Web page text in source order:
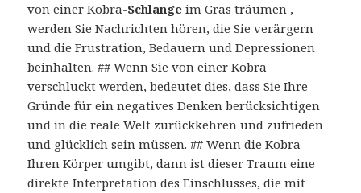
von einer Kobra-Schlange im Gras träumen ,
werden Sie Nachrichten hören, die Sie verärgern
und die Frustration, Bedauern und Depressionen
beinhalten. ## Wenn Sie von einer Kobra
verschluckt werden, bedeutet dies, dass Sie Ihre
Gründe für ein negatives Denken berücksichtigen
und in die reale Welt zurückkehren und zufrieden
und glücklich sein müssen. ## Wenn die Kobra
Ihren Körper umgibt, dann ist dieser Traum eine
direkte Interpretation des Einschlusses, die mit